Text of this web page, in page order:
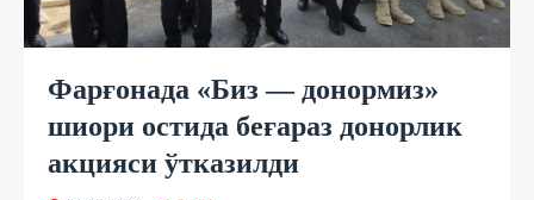
Фарғонада «Биз — донормиз»
шиори остида беғараз донорлик
акцияси ўтказилди